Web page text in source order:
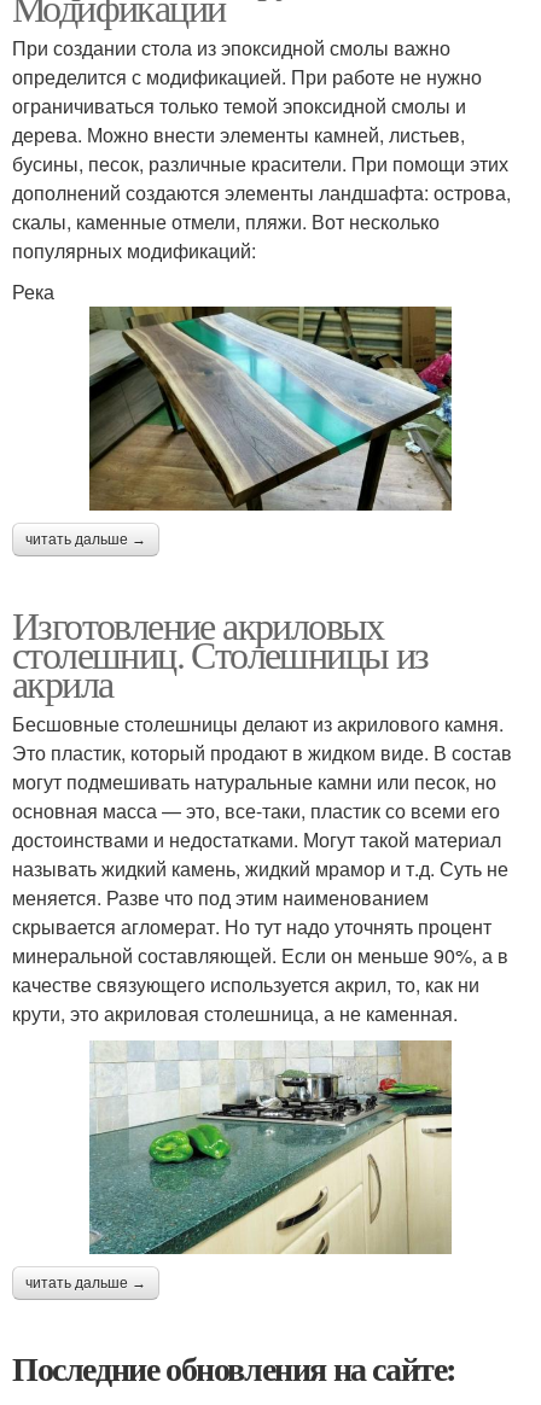
При создании стола из эпоксидной смолы важно
определится с модификацией. При работе не нужно
ограничиваться только темой эпоксидной смолы и
дерева. Можно внести элементы камней, листьев,
бусины, песок, различные красители. При помощи этих
дополнений создаются элементы ландшафта: острова,
скалы, каменные отмели, пляжи. Вот несколько
популярных модификаций:
Река
читать дальше →
Изготовление акриловых
столешниц. Столешницы из
акрила
Бесшовные столешницы делают из акрилового камня.
Это пластик, который продают в жидком виде. В состав
могут подмешивать натуральные камни или песок, но
основная масса — это, все-таки, пластик со всеми его
достоинствами и недостатками. Могут такой материал
называть жидкий камень, жидкий мрамор и т.д. Суть не
меняется. Разве что под этим наименованием
скрывается агломерат. Но тут надо уточнять процент
минеральной составляющей. Если он меньше 90%, а в
качестве связующего используется акрил, то, как ни
крути, это акриловая столешница, а не каменная.
читать дальше →
Последние обновления на сайте: